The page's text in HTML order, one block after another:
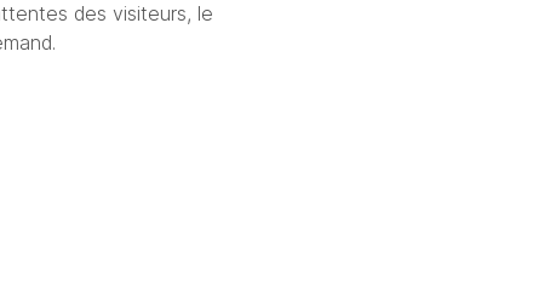
des visiteurs, le